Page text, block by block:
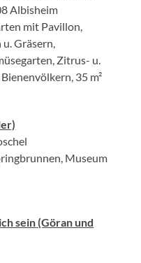
Albisheim
mit Pavillon,
Gräsern,
Zitrus- u.
35 m²
Museum
sein (Göran und